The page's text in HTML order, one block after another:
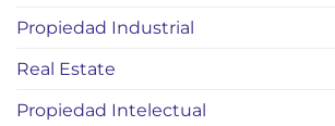
Propiedad Industrial
Real Estate
Propiedad Intelectual